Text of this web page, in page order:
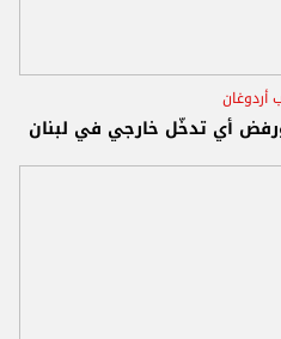
أي تدخّل خارجي في لبنان